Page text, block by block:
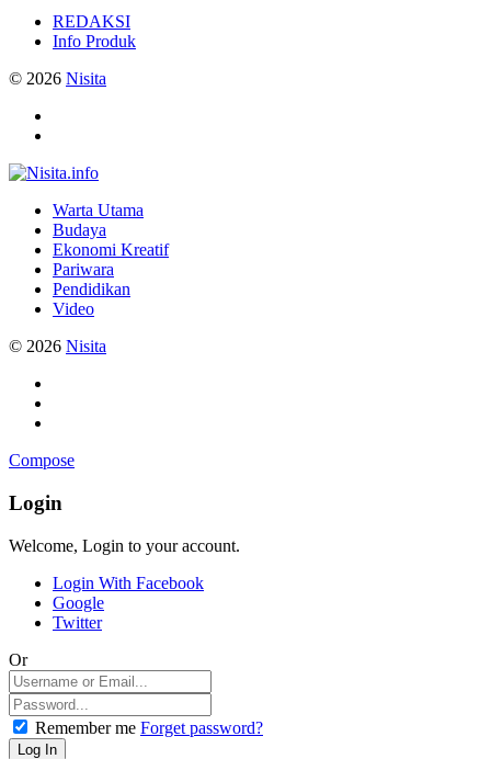
REDAKSI
Info Produk
© 2026 Nisita
Warta Utama
Budaya
Ekonomi Kreatif
Pariwara
Pendidikan
Video
© 2026 Nisita
Compose
Login
Welcome, Login to your account.
Login With Facebook
Google
Twitter
Or
Remember me Forget password?